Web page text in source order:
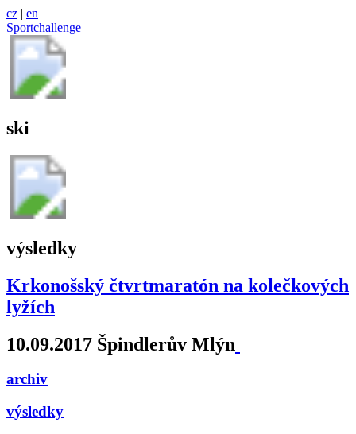
cz | en
Sportchallenge
ski
výsledky
Krkonošský čtvrtmaratón na kolečkových
lyžích
10.09.2017 Špindlerův Mlýn
archiv
výsledky